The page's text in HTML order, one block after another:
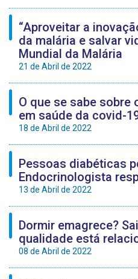
“Aproveitar a
da malária e salvar
Mundial da Malária
21 de Abril de 2022
O que se sabe sobre
em saúde da covid-
18 de Abril de 2022
Pessoas diabéticas
Endocrinologista
13 de Abril de 2022
Dormir emagrece?
qualidade está
08 de Abril de 2022